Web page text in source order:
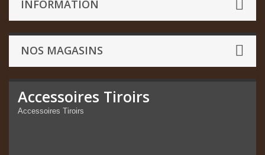
INFORMATION
NOS MAGASINS
Accessoires Tiroirs
Accessoires Tiroirs